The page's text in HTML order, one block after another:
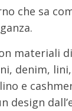
che sa
materiali
denim,
e
design